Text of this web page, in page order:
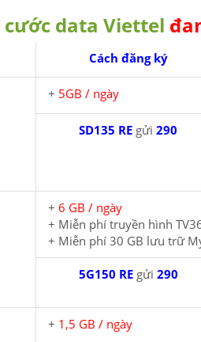
cước data Viettel
Cách đăng ký
+ 5GB / ngày
SD135 RE gửi 290
+ 6 GB / ngày
+ Miễn phí truyền hình
+ Miễn phí 30 GB lưu trữ
5G150 RE gửi 290
+ 1,5 GB / ngày